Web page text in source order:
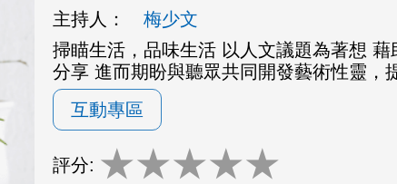
主持人：
梅少文
掃瞄生活，品味生活 以人文議題為著想
分享 進而期盼與聽眾共同開發藝術性靈，
互動專區
評分: ★★★★★